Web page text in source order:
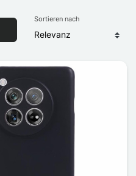
Sortieren nach